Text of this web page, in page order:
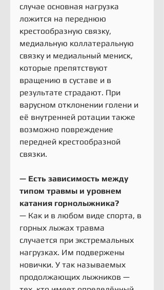
случае основная нагрузка
ложится на переднюю
крестообразную связку,
медиальную коллатеральную
связку и медиальный мениск,
которые препятствуют
вращению в суставе и в
результате страдают. При
варусном отклонении голени и
её внутренней ротации также
возможно повреждение
передней крестообразной
связки.
— Есть зависимость между
типом травмы и уровнем
катания горнолыжника?
— Как и в любом виде спорта, в
горных лыжах травма
случается при экстремальных
нагрузках. Им подвержены
новички. У так называемых
продолжающих лыжников —